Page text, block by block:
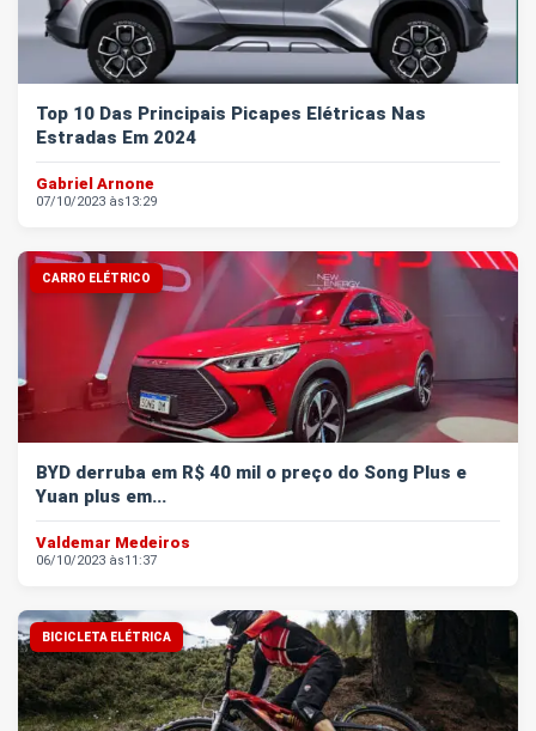
Top 10 Das Principais Picapes Elétricas Nas
Estradas Em 2024
Gabriel Arnone
07/10/2023 às13:29
CARRO ELÉTRICO
BYD derruba em R$ 40 mil o preço do Song Plus e
Yuan plus em...
Valdemar Medeiros
06/10/2023 às11:37
BICICLETA ELÉTRICA